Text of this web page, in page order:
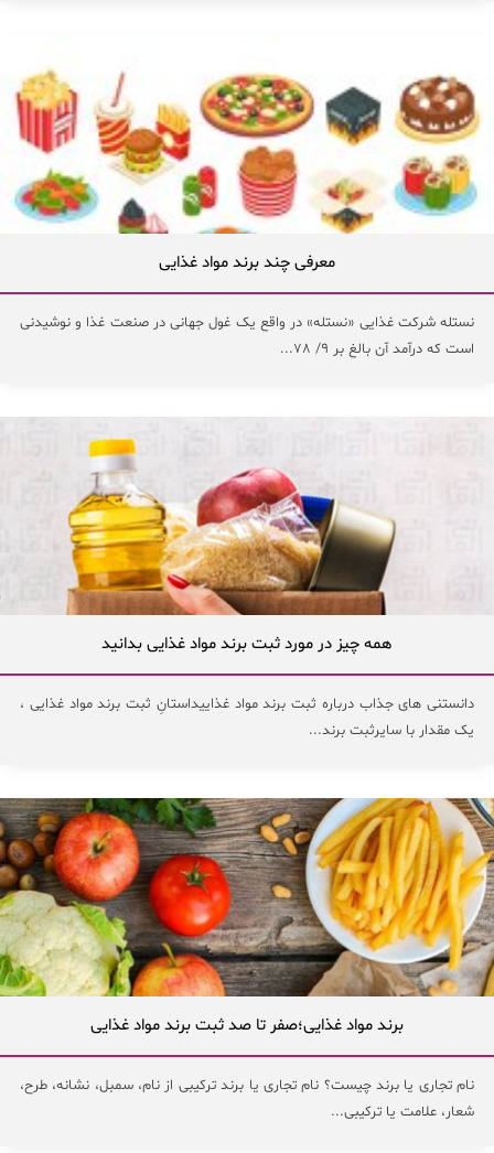
معرفی چند برند مواد غذایی
نستله شرکت غذایی «نستله» در واقع یک غول جهانی در صنعت غذا و نوشیدنی
است که درآمد آن بالغ بر ۹/ ۷۸...
همه چیز در مورد ثبت برند مواد غذایی بدانید
دانستنی های جذاب درباره ثبت برند مواد غذاییداستانِ ثبت برند مواد غذایی ،
یک مقدار با سایرثبت برند...
برند مواد غذایی؛صفر تا صد ثبت برند مواد غذایی
نام تجاری یا برند چیست؟ نام تجاری یا برند ترکیبی از نام، سمبل، نشانه، طرح،
شعار، علامت یا ترکیبی...